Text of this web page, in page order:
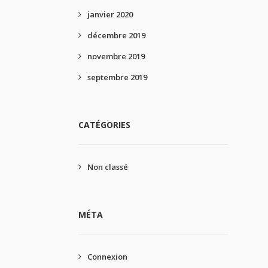
janvier 2020
décembre 2019
novembre 2019
septembre 2019
CATÉGORIES
Non classé
MÉTA
Connexion